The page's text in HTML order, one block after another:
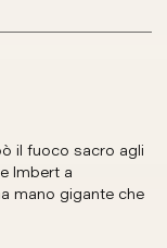
il fuoco sacro agli
Imbert a
mano gigante che